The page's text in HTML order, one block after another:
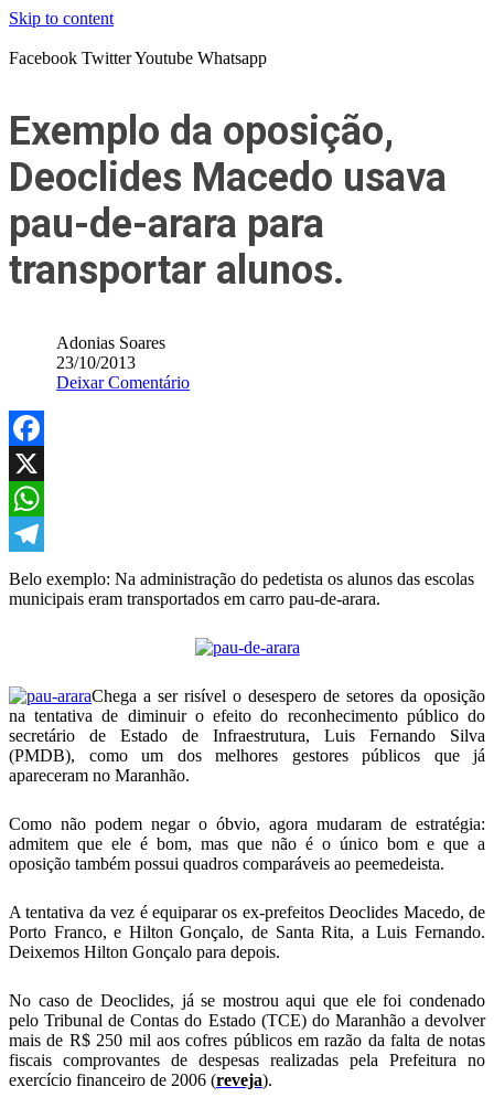
Skip to content
Facebook TwitterYoutube Whatsapp
Exemplo da oposição,
Deoclides Macedo usava
pau-de-arara para
transportar alunos.
Adonias Soares
23/10/2013
Deixar Comentário
Facebook
X
WhatsApp
Telegram
Belo exemplo: Na administração do pedetista os alunos das escolas
municipais eram transportados em carro pau-de-arara.
Chega a ser risível o desespero de setores da oposição
na tentativa de diminuir o efeito do reconhecimento público do
secretário de Estado de Infraestrutura, Luis Fernando Silva
(PMDB), como um dos melhores gestores públicos que já
apareceram no Maranhão.
Como não podem negar o óbvio, agora mudaram de estratégia:
admitem que ele é bom, mas que não é o único bom e que a
oposição também possui quadros comparáveis ao peemedeista.
A tentativa da vez é equiparar os ex-prefeitos Deoclides Macedo, de
Porto Franco, e Hilton Gonçalo, de Santa Rita, a Luis Fernando.
Deixemos Hilton Gonçalo para depois.
No caso de Deoclides, já se mostrou aqui que ele foi condenado
pelo Tribunal de Contas do Estado (TCE) do Maranhão a devolver
mais de R$ 250 mil aos cofres públicos em razão da falta de notas
fiscais comprovantes de despesas realizadas pela Prefeitura no
exercício financeiro de 2006 (reveja).